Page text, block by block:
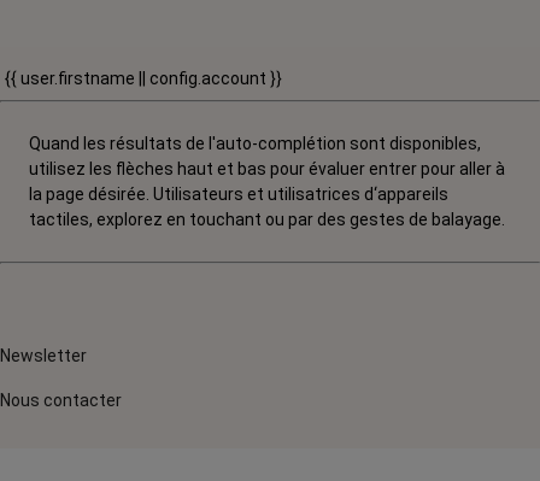
{{ user.firstname || config.account }}
Quand les résultats de l'auto-complétion sont disponibles,
utilisez les flèches haut et bas pour évaluer entrer pour aller à
la page désirée. Utilisateurs et utilisatrices d‘appareils
tactiles, explorez en touchant ou par des gestes de balayage.
Newsletter
Nous contacter